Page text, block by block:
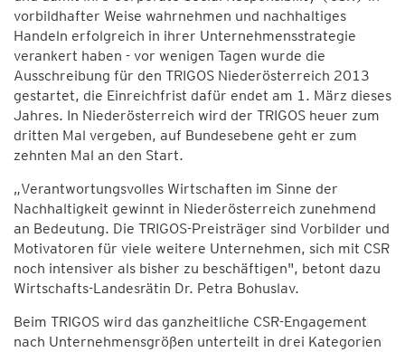
vorbildhafter Weise wahrnehmen und nachhaltiges
Handeln erfolgreich in ihrer Unternehmensstrategie
verankert haben - vor wenigen Tagen wurde die
Ausschreibung für den TRIGOS Niederösterreich 2013
gestartet, die Einreichfrist dafür endet am 1. März dieses
Jahres. In Niederösterreich wird der TRIGOS heuer zum
dritten Mal vergeben, auf Bundesebene geht er zum
zehnten Mal an den Start.
„Verantwortungsvolles Wirtschaften im Sinne der
Nachhaltigkeit gewinnt in Niederösterreich zunehmend
an Bedeutung. Die TRIGOS-Preisträger sind Vorbilder und
Motivatoren für viele weitere Unternehmen, sich mit CSR
noch intensiver als bisher zu beschäftigen", betont dazu
Wirtschafts-Landesrätin Dr. Petra Bohuslav.
Beim TRIGOS wird das ganzheitliche CSR-Engagement
nach Unternehmensgrößen unterteilt in drei Kategorien